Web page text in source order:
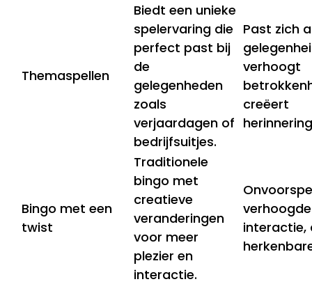
Themaspellen
Biedt een unieke
spelervaring die
perfect past bij
de
gelegenheden
zoals
verjaardagen of
bedrijfsuitjes.
Past zich
verhoogt
creëert
Bingo met een
twist
Traditionele
bingo met
creatieve
veranderingen
voor meer
plezier en
interactie.
verhoogde
interactie,